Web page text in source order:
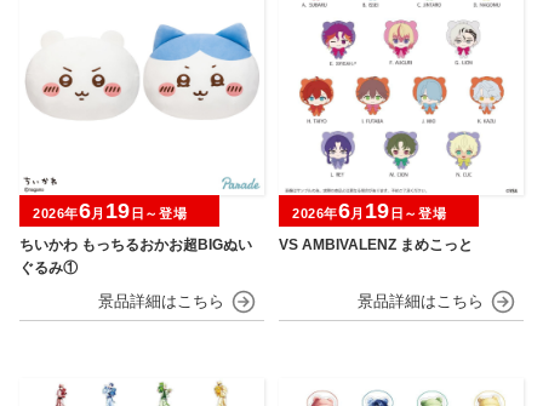
ちいかわ もっちるおかお超BIGぬい
ぐるみ①
2026年6月 19 日～登場
VS AMBIVALENZ まめこっと
2026年6月 19 日～登場